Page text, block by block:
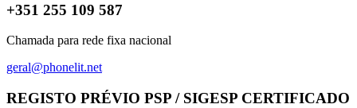
+351 255 109 587
Chamada para rede fixa nacional
geral@phonelit.net
REGISTO PRÉVIO PSP / SIGESP CERTIFICADO